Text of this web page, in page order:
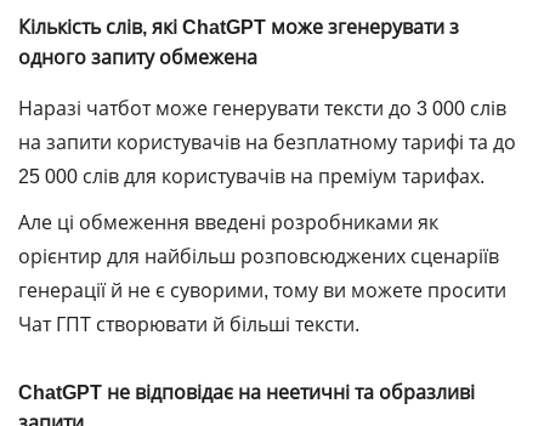
Кількість слів, які ChatGPT може згенерувати з
одного запиту обмежена
Наразі чатбот може генерувати тексти до 3 000 слів
на запити користувачів на безплатному тарифі та до
25 000 слів для користувачів на преміум тарифах.
Але ці обмеження введені розробниками як
орієнтир для найбільш розповсюджених сценаріїв
генерації й не є суворими, тому ви можете просити
Чат ГПТ створювати й більші тексти.
ChatGPT не відповідає на неетичні та образливі